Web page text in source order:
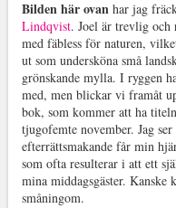
Bilden här ovanhar jag
Lindqvist. Joel är trevlig och
med fäbless för naturen,
ut som undersköna små
grönskande mylla. I ryggen
med, men blickar vi framåt
bok, som kommer att ha titeln
tjugofemte november. Jag
efterrättsmakande får min
som ofta resulterar i att ett
mina middagsgäster. Kanske
småningom.